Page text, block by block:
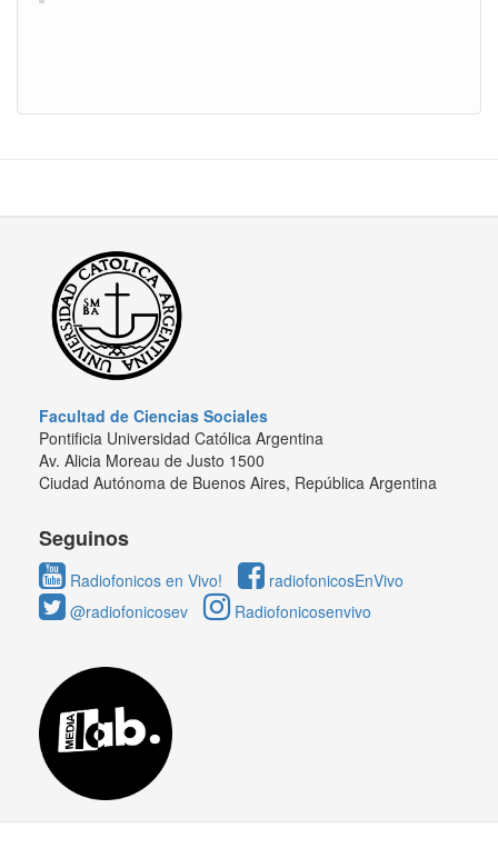
Facultad de Ciencias Sociales
Pontificia Universidad Católica Argentina
Av. Alicia Moreau de Justo 1500
Ciudad Autónoma de Buenos Aires, República Argentina
Seguinos
Radiofonicos en Vivo!
radiofonicosEnVivo
@radiofonicosev
Radiofonicosenvivo